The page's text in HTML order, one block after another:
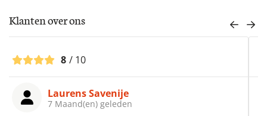
Klanten over ons
8 / 10
Rene Sanders
6 Maand(en) geleden